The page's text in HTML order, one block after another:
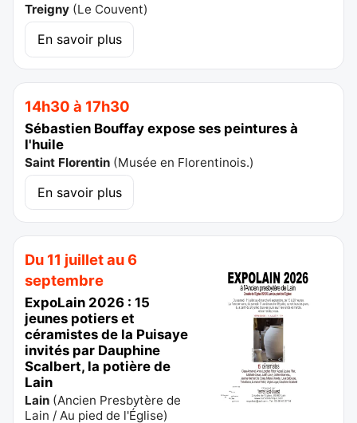
Treigny (Le Couvent)
En savoir plus
14h30 à 17h30
Sébastien Bouffay expose ses peintures à
l'huile
Saint Florentin (Musée en Florentinois.)
En savoir plus
Du 11 juillet au 6
septembre
ExpoLain 2026 : 15
jeunes potiers et
céramistes de la Puisaye
invités par Dauphine
Scalbert, la potière de
Lain
Lain (Ancien Presbytère de
Lain / Au pied de l'Église)